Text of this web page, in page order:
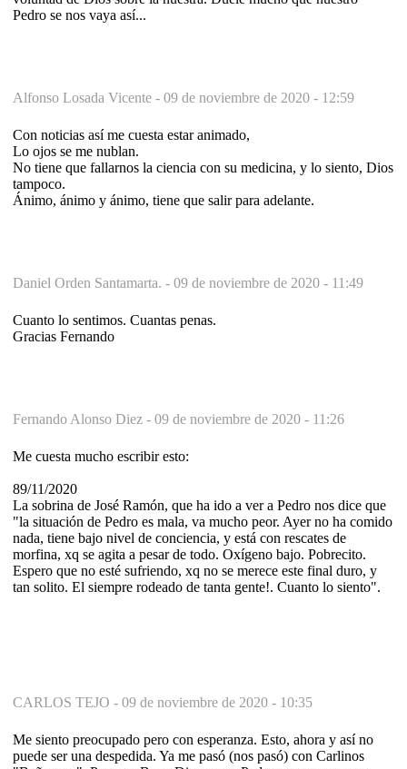
Pedro se nos vaya así...
Alfonso Losada Vicente - 09 de noviembre de 2020 - 12:59
Con noticias así me cuesta estar animado,
Lo ojos se me nublan.
No tiene que fallarnos la ciencia con su medicina, y lo siento, Dios
tampoco.
Ánimo, ánimo y ánimo, tiene que salir para adelante.
Daniel Orden Santamarta. - 09 de noviembre de 2020 - 11:49
Cuanto lo sentimos. Cuantas penas.
Gracias Fernando
Fernando Alonso Diez - 09 de noviembre de 2020 - 11:26
Me cuesta mucho escribir esto:
89/11/2020
La sobrina de José Ramón, que ha ido a ver a Pedro nos dice que
"la situación de Pedro es mala, va mucho peor. Ayer no ha comido
nada, tiene bajo nivel de conciencia, y está con rescates de
morfina, xq se agita a pesar de todo. Oxígeno bajo. Pobrecito.
Espero que no esté sufriendo, xq no se merece este final duro, y
tan solito. El siempre rodeado de tanta gente!. Cuanto lo siento".
CARLOS TEJO - 09 de noviembre de 2020 - 10:35
Me siento preocupado pero con esperanza. Esto, ahora y así no
puede ser una despedida. Ya me pasó (nos pasó) con Carlinos